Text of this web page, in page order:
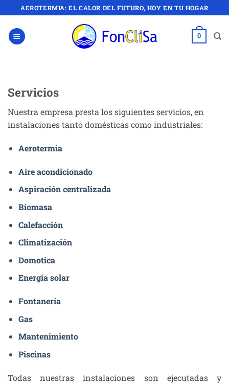
Saltar
al
contenido
AEROTERMIA: EL CALOR DEL FUTURO, HOY EN TU HOGAR
0
Servicios
Nuestra empresa presta los siguientes servicios, en
instalaciones tanto domésticas como industriales:
Aerotermia
Aire acondicionado
Aspiración centralizada
Biomasa
Calefacción
Climatización
Domotica
Energía solar
Fontanería
Gas
Mantenimiento
Piscinas
Todas nuestras instalaciones son ejecutadas y